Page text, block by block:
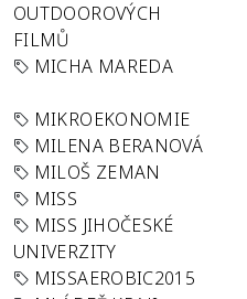
OUTDOOROVÝCH
FILMŮ
MICHA MAREDA
MIKROEKONOMIE
MILENA BERANOVÁ
MILOŠ ZEMAN
MISS
MISS JIHOČESKÉ
UNIVERZITY
MISSAEROBIC2015